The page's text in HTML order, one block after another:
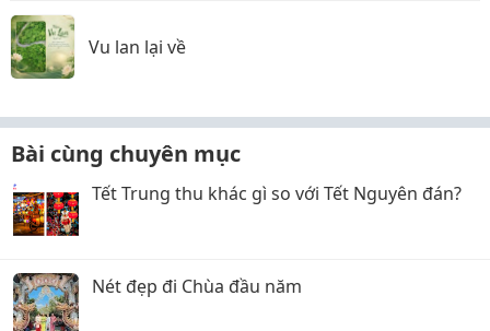
Vu lan lại về
Bài cùng chuyên mục
Tết Trung thu khác gì so với Tết Nguyên đán?
Nét đẹp đi Chùa đầu năm